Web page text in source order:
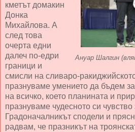
Ануар Шалгин
кметът домакин
Донка
Михайлова. А
след това
очерта едни
далеч по-едри
граници и
смисли на сливаро-
празнуваме умението да бъдем
на всичко, което планината и
празнуваме чудесното си чувство
Градоначалникът сподели и
радвам, че празникът на